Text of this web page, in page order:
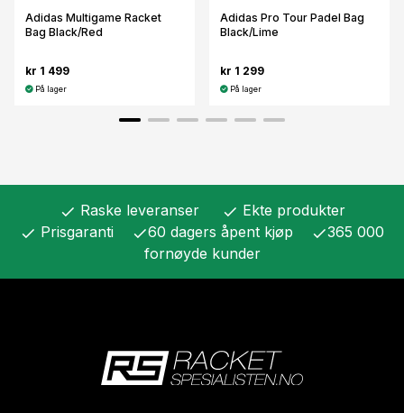
Adidas Multigame Racket
Bag Black/Red
kr 1 499
På lager
Adidas Pro Tour Padel Bag
Black/Lime
kr 1 299
På lager
check Raske leveranser check Ekte produkter
check Prisgaranti check60 dagers åpent kjøp check365 000
fornøyde kunder